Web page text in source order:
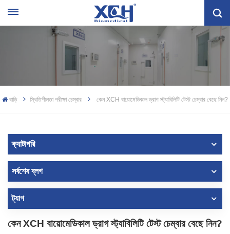
বাড়ি স্থিতিশীলতা পরীক্ষা চেম্বার কেন XCH বায়োমেডিকাল ড্রাগ স্ট্যাবিলিটি টেস্ট চেম্বার বেছে নিন?
ক্যাটাগরি
সর্বশেষ ব্লগ
ট্যাগ
কেন XCH বায়োমেডিকাল ড্রাগ স্ট্যাবিলিটি টেস্ট চেম্বার বেছে নিন?